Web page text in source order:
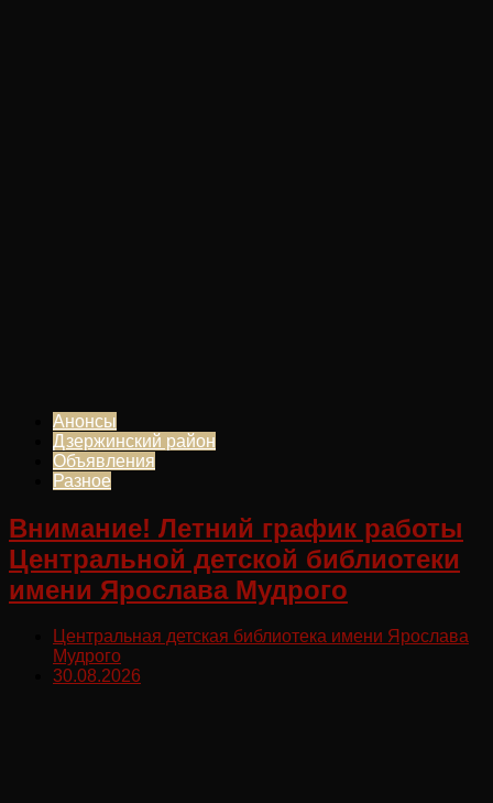
Анонсы
Дзержинский район
Объявления
Разное
Внимание! Летний график работы
Центральной детской библиотеки
имени Ярослава Мудрого
Центральная детская библиотека имени Ярослава
Мудрого
30.08.2026